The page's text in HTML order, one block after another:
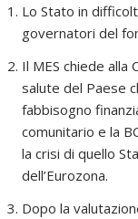
Lo Stato in
governatori del
Il MES chiede alla
salute del Paese
fabbisogno
comunitario e la
la crisi di quello
dell’Eurozona.
Dopo la